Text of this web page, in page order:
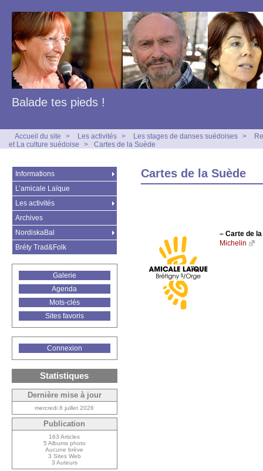
Balade tes pieds !
Accueil du site > Les activités > Les stages de danses suédoises >
et La culture suédoise
> Cartes de la Suède
Cartes de la Suède
– Carte de
Michelin
Informations
L’amicale Laïque
Les activités
Archives
NordiskaBal
Bréty Trad&Folk
Galerie
Agenda
Mots-clés
Sites favoris
Connexion
Statistiques
Dernière mise à jour
mercredi 8 juillet 2026
Publication
163 Articles
5 Albums photo
Aucune brève
3 Sites Web
3 Auteurs